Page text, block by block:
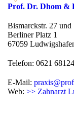
Prof. Dr. Dhom &
Bismarckstr. 27 und
Berliner Platz 1
67059
Telefon: 0621
E-Mail:
Web: >> Zahnarzt